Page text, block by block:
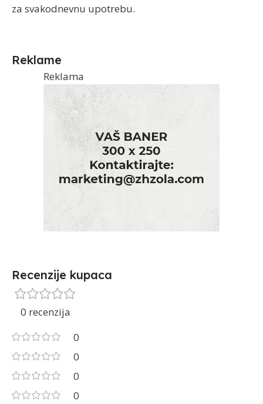
za svakodnevnu upotrebu.
Reklame
Reklama
Recenzije kupaca
0 recenzija
0
0
0
0